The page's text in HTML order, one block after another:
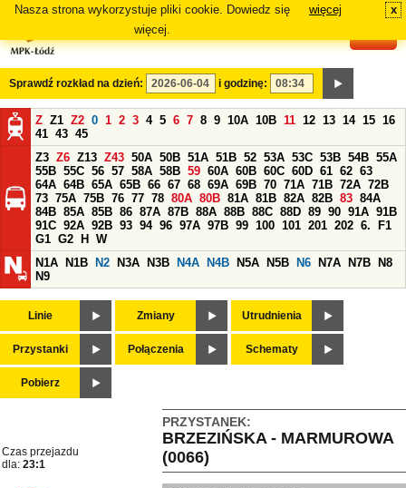
Nasza strona wykorzystuje pliki cookie. Dowiedz się
więcej.
więcej x
Sprawdź rozkład na dzień: i godzinę:
Z Z1 Z2 0 1 2 3 4 5 6 7 8 9 10A 10B 11 12 13 14 15 16
41 43 45
Z3 Z6 Z13 Z43 50A 50B 51A 51B 52 53A 53C 53B 54B 55A
55B 55C 56 57 58A 58B 59 60A 60B 60C 60D 61 62 63
64A 64B 65A 65B 66 67 68 69A 69B 70 71A 71B 72A 72B
73 75A 75B 76 77 78 80A 80B 81A 81B 82A 82B 83 84A
84B 85A 85B 86 87A 87B 88A 88B 88C 88D 89 90 91A 91B
91C 92A 92B 93 94 96 97A 97B 99 100 101 201 202 6.
F1
G1 G2 H
W
N1A
N1B N2 N3A N3B N4A N4B N5A N5B N6 N7A N7B
N8
N9
Linie Zmiany Utrudnienia
Przystanki Połączenia Schematy
Pobierz
PRZYSTANEK:
BRZEZIŃSKA - MARMUROWA
(0066)
Czas przejazdu
dla: 23:1